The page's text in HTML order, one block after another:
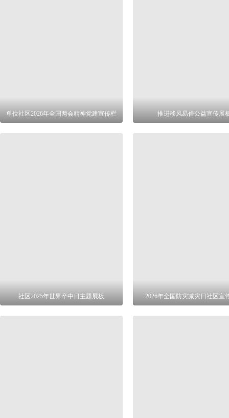
单位社区2026年全国两会精神党建宣传栏 推进移风易俗公益宣传展
社区2025年世界卒中日主题展板 2026年全国防灾减灾日社区宣